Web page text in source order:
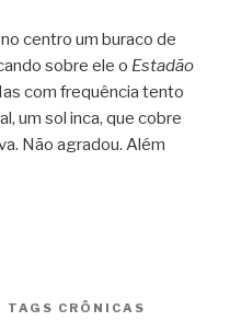
centro um buraco de
sobre ele o Estadão
com frequência tento
um sol inca, que cobre
Não agradou. Além
TAGS CRÔNICAS